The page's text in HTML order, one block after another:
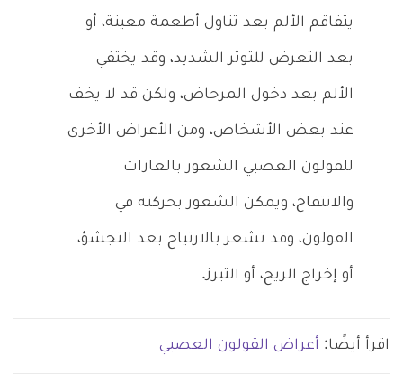
يتفاقم الألم بعد تناول أطعمة معينة، أو
بعد التعرض للتوتر الشديد، وقد يختفي
الألم بعد دخول المرحاض، ولكن قد لا يخف
عند بعض الأشخاص، ومن الأعراض الأخرى
للقولون العصبي الشعور بالغازات
والانتفاخ، ويمكن الشعور بحركته في
القولون، وقد تشعر بالارتياح بعد التجشؤ،
أو إخراج الريح، أو التبرز.
اقرأ أيضًا: أعراض القولون العصبي